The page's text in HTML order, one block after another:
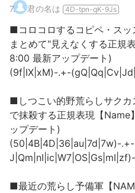
7. 君の名は 4D-tpn-qK-9Js
■コロコロするコピペ・スッ
まとめて"見えなくする正
8:00 最新アップデート)
(9f|IX|xM)-.+-
■しつこい的野荒らしサクカ
で抹殺する正規表現【
ップデート)
(50|4B|4D|36|au|7d|7w)-
J|Qm|nI|ic|W7|OS|Gs|mI|zf)-
■最近の荒らし予備軍【